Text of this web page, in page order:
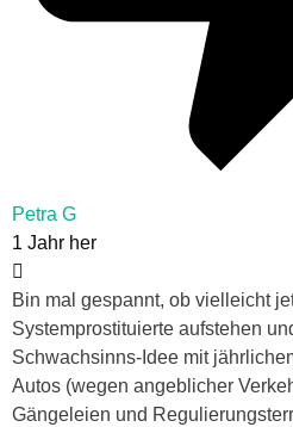
Petra G
1 Jahr her
Bin mal gespannt, ob vielleicht
Systemprostituierte aufstehen
Schwachsinns-Idee mit
Autos (wegen angeblicher
Gängeleien und